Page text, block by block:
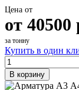
Цена от
от 40500
за тонну
Купить в один
В корзину